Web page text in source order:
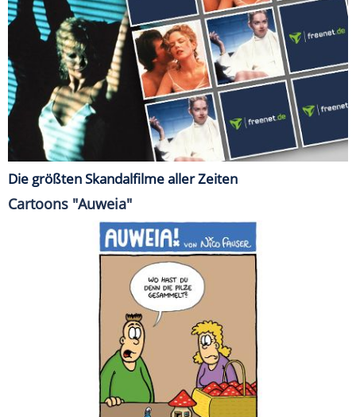
Die größten Skandalfilme aller Zeiten
Cartoons "Auweia"